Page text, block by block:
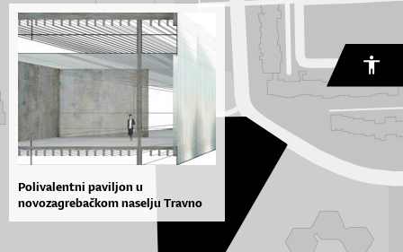
Polivalentni paviljon u
novozagrebačkom naselju Travno